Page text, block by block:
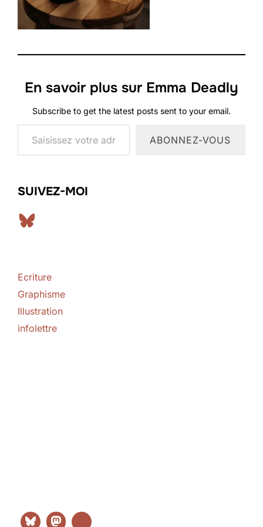
En savoir plus sur Emma Deadly
Subscribe to get the latest posts sent to your email.
Saisissez votre adresse e-mail…
ABONNEZ-VOUS
SUIVEZ-MOI
Bluesky
Ecriture
Graphisme
Illustration
infolettre